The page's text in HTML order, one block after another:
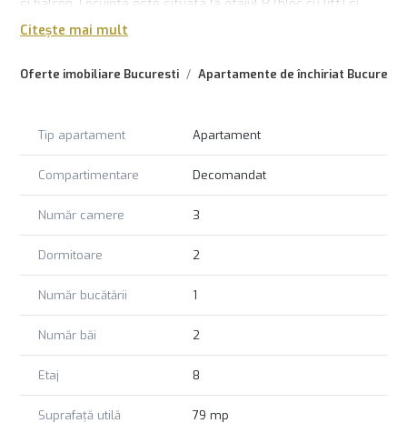
Oferte imobiliare Bucuresti Apartamente de închiriat Bucuresti
si balcon. Locuinta este situata la etajul 8 (bloc cu lift) si
dispune de asemenea de 4 aparate de aer conditionat, boiler,
plita si cuptor electric, masina de spalat automata, precum
blocul beneficiaza de camere pentru supraveghere video.
Citește mai mult
Tip apartament Apartament
Compartimentare Decomandat
Număr camere 3
Dormitoare 2
Număr bucătării 1
Număr băi 2
Etaj 8
Suprafață utilă 79 mp